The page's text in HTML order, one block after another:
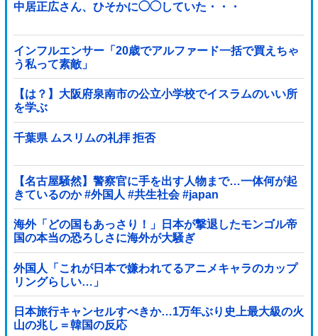
中居正広さん、ひそかに◯◯していた・・・
インフルエンサー「20歳でアルファード一括で買えちゃ
う私って素敵」
【は？】大阪府泉南市の公立小学校でイスラムのいい所
を学ぶ
千葉県 ムスリムの礼拝 拒否
【名古屋騒然】警察官に手を出す人物まで…一体何が起
きているのか #外国人 #共生社会 #japan
海外「どの国もあっさり！」日本が撃退したモンゴル帝
国の本当の恐ろしさに海外が大騒ぎ
外国人「これが日本で嫌われてるアニメキャラのカップ
リングらしい…」
日本旅行キャンセルすべきか…1万年ぶり史上最大級の火
山の兆し＝韓国の反応